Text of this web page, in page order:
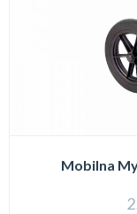
Mobilna